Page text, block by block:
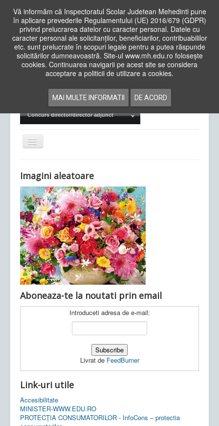
Vă informăm că Inspectoratul Scolar Judetean Mehedinti pune
în aplicare prevederile Regulamentului (UE) 2016/679 (GDPR)
privind prelucrarea datelor cu caracter personal. Datele cu
caracter personal ale solicitanților, beneficiarilor, contribuabililor
etc. sunt prelucrate în scopuri legale pentru a putea răspunde
solicitărilor dumneavoastră. Site-ul www.mh.edu.ro folosește
cookies. Continuarea navigarii pe acest site se considera
acceptare a politicii de utilizare a cookies.
MAI MULTE INFORMATII DE ACORD
Cauta
in
siteAcasa Cadre Didactice
Examene Naționale
Concurs director/director adjunct
Comută
navigarea
Ultimele articole: Vi, 04.11.2022 -Inspectoratul Școlar
Județean Mehedinți
Imagini aleatoare
Aboneaza-te la noutati prin email
Introduceti adresa de e-mail:
Livrat de FeedBurner
Link-uri utile
Accesibilitate
MINISTER-WWW.EDU.RO
PROTECȚIA CONSUMATORILOR - InfoCons – protectia